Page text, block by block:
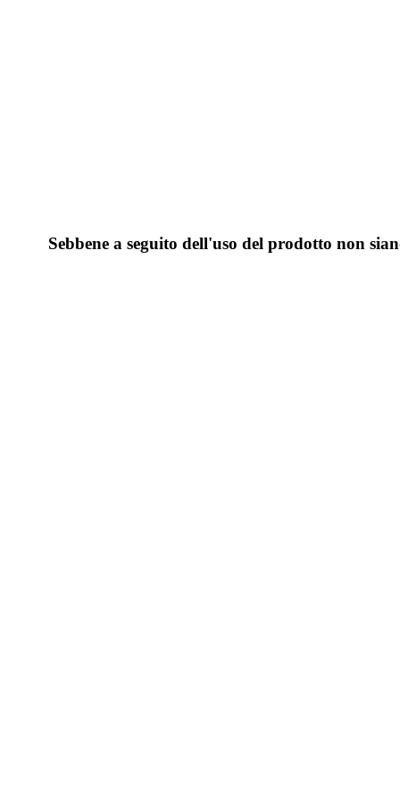
Sebbene a seguito dell'uso del prodotto non